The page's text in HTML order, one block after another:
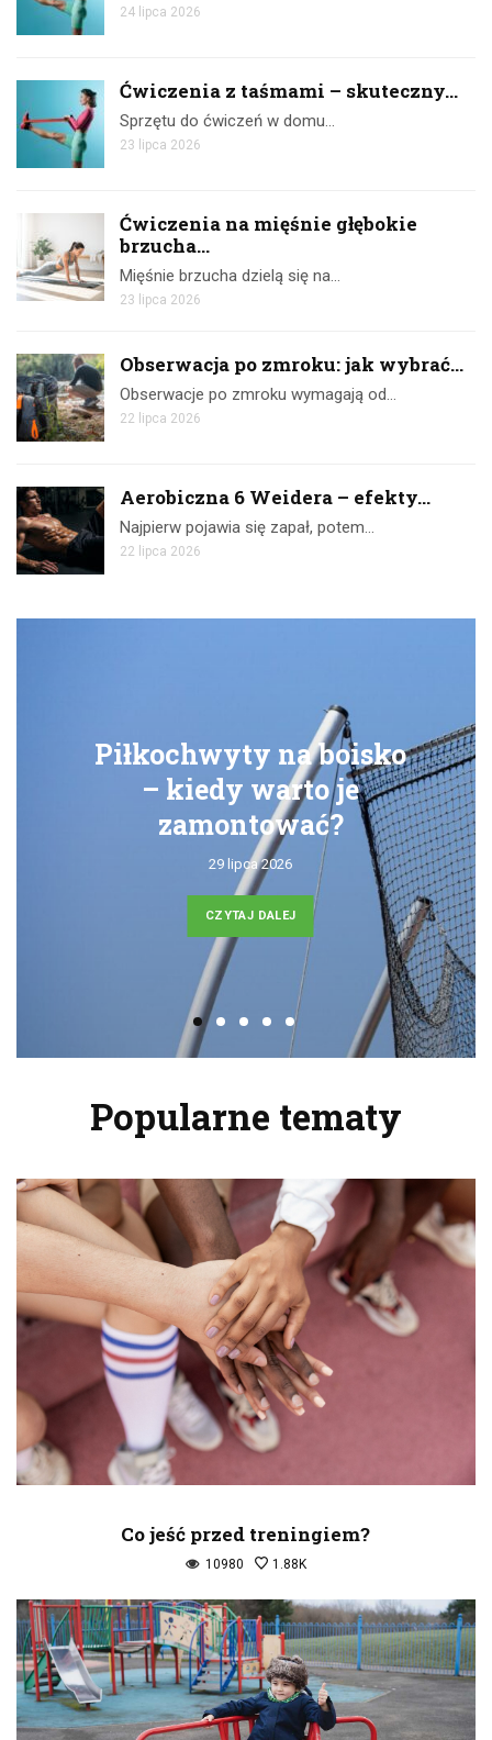
24 lipca 2026
Ćwiczenia z taśmami – skuteczny...
Sprzętu do ćwiczeń w domu…
23 lipca 2026
Ćwiczenia na mięśnie głębokie
brzucha...
Mięśnie brzucha dzielą się na…
23 lipca 2026
Obserwacja po zmroku: jak wybrać...
Obserwacje po zmroku wymagają od…
22 lipca 2026
Aerobiczna 6 Weidera – efekty...
Najpierw pojawia się zapał, potem…
22 lipca 2026
Piłkochwyty na boisko
– kiedy warto je
zamontować?
CZYTAJ DALEJ
Popularne tematy
Co jeść przed treningiem?
10980 1.88K